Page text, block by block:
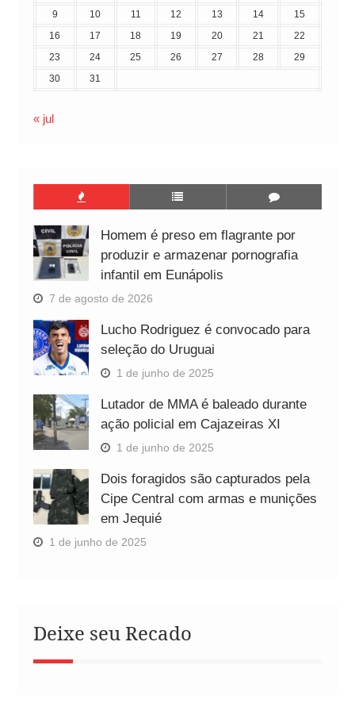
9
10 11 12 13 14
15
16
17 18 19 20 21
22
23
24 25 26 27 28
29
30
31
« jul
Homem é preso em flagrante por
produzir e armazenar pornografia
infantil em Eunápolis
7 de agosto de 2026
Lucho Rodriguez é convocado para
seleção do Uruguai
1 de junho de 2025
Lutador de MMA é baleado durante
ação policial em Cajazeiras XI
1 de junho de 2025
Dois foragidos são capturados pela
Cipe Central com armas e munições
em Jequié
1 de junho de 2025
Deixe seu Recado